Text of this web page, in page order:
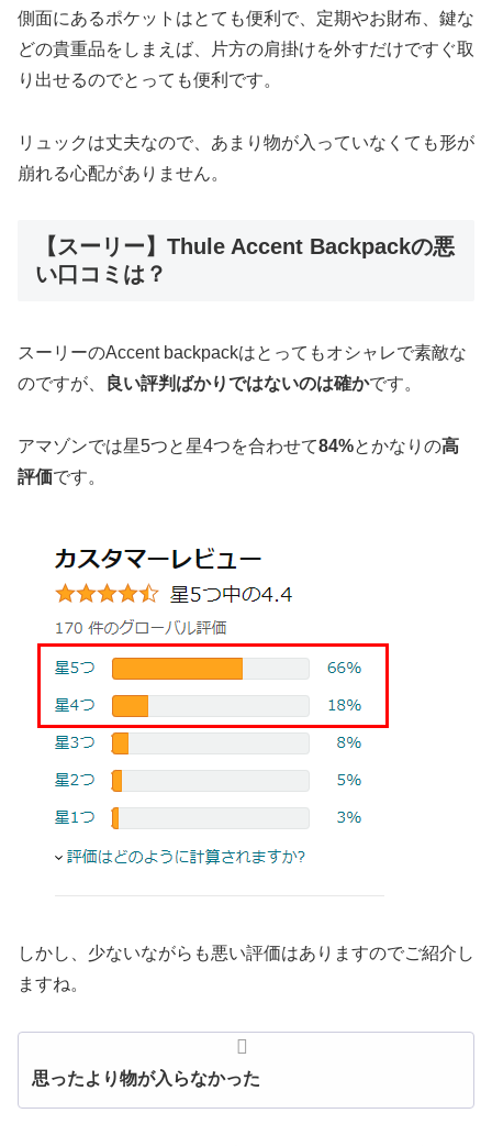
側面にあるポケットはとても便利で、定期やお財布、鍵な
どの貴重品をしまえば、片方の肩掛けを外すだけですぐ取
り出せるのでとっても便利です。
リュックは丈夫なので、あまり物が入っていなくても形が
崩れる心配がありません。
【スーリー】Thule Accent Backpackの悪
い口コミは？
スーリーのAccent backpackはとってもオシャレで素敵な
のですが、
良い評判ばかりではないのは確かです。
アマゾンでは星5つと星4つを合わせて84%とかなりの高
評価です。
しかし、少ないながらも悪い評価はありますのでご紹介し
ますね。
思ったより物が入らなかった